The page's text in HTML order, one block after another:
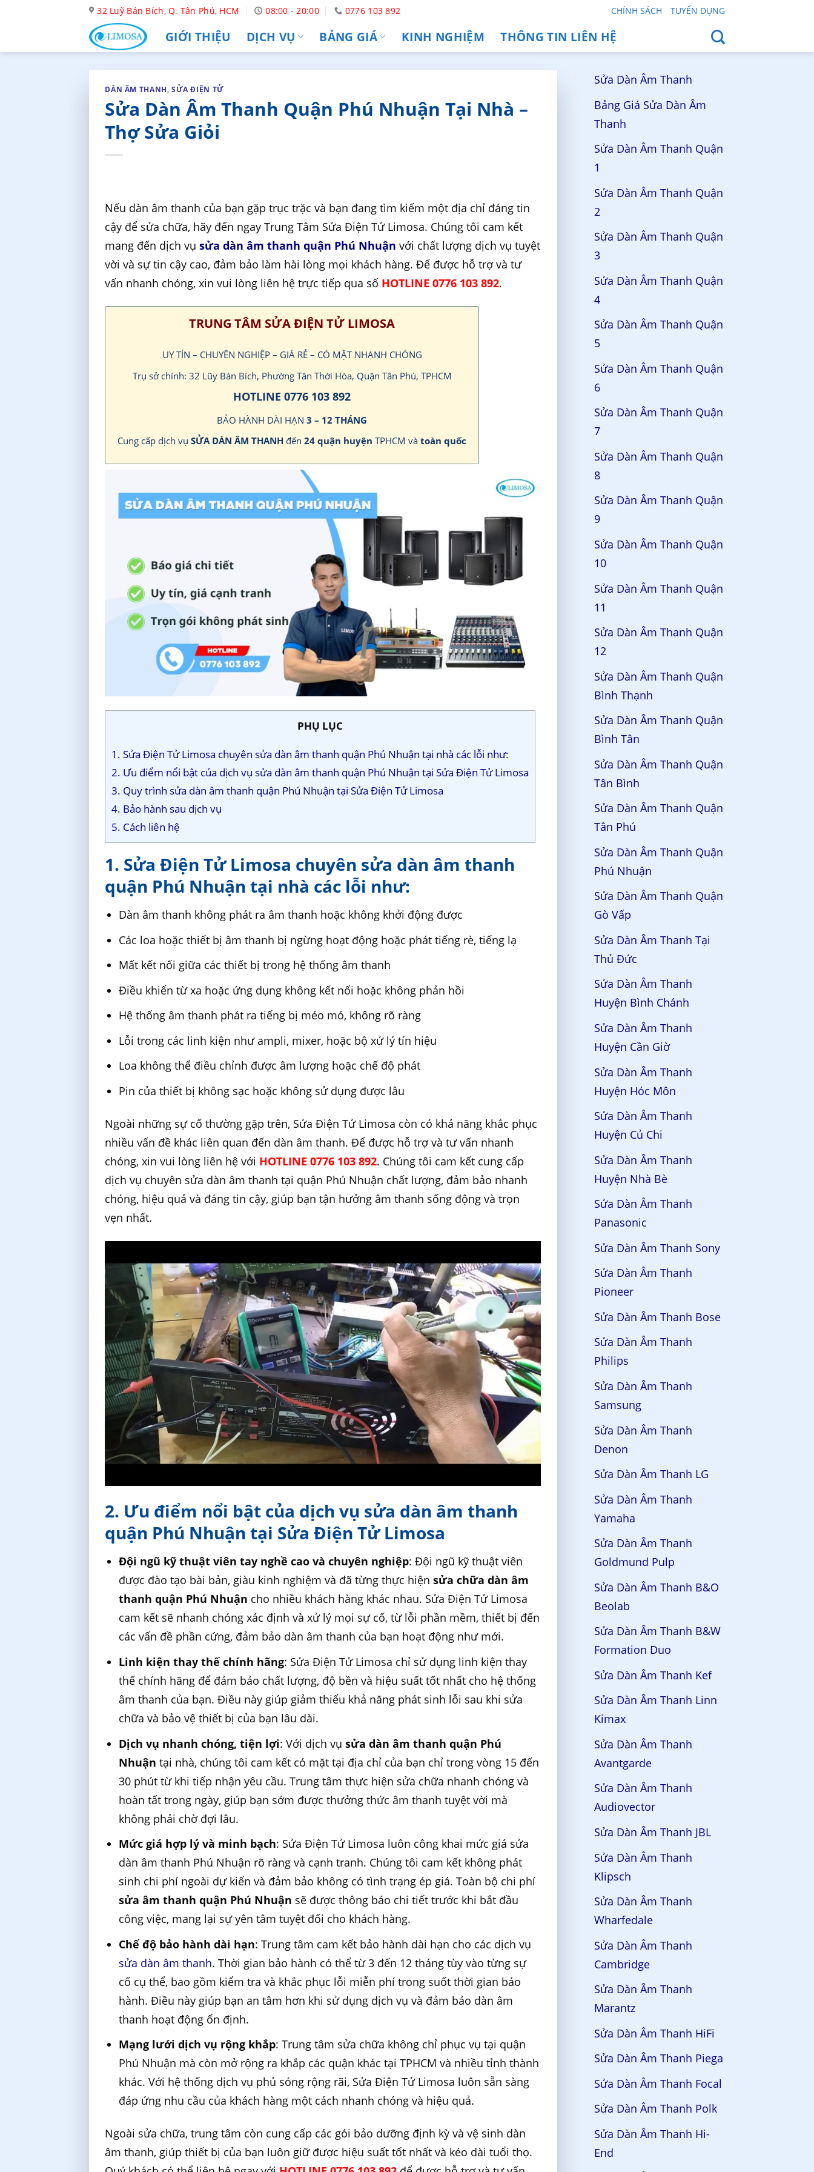
32 Luỹ Bán Bích, Q. Tân Phú, HCM 08:00 - 20:00 0776 103 892 CHÍNH SÁCH TUYỂN DỤNG
GIỚI THIỆU DỊCH VỤ BẢNG GIÁ KINH NGHIỆM THÔNG TIN LIÊN HỆ
DÀN ÂM THANH,SỬA ĐIỆN TỬ
Sửa Dàn Âm Thanh Quận Phú Nhuận Tại Nhà –
Thợ Sửa Giỏi
Nếu dàn âm thanh của bạn gặp trục trặc và bạn đang tìm kiếm một địa chỉ đáng tin
cậy để sửa chữa, hãy đến ngay Trung Tâm Sửa Điện Tử Limosa. Chúng tôi cam kết
mang đến dịch vụsửa dàn âm thanh quận Phú Nhuận với chất lượng dịch vụ tuyệt
vời và sự tin cậy cao, đảm bảo làm hài lòng mọi khách hàng. Để được hỗ trợ và tư
vấn nhanh chóng, xin vui lòng liên hệ trực tiếp qua số HOTLINE 0776 103 892.
TRUNG TÂM SỬA ĐIỆN TỬ LIMOSA
UY TÍN – CHUYÊN NGHIỆP – GIÁ RẺ – CÓ MẶT NHANH CHÓNG
Trụ sở chính: 32 Lũy Bán Bích, Phường Tân Thới Hòa, Quận Tân Phú, TPHCM
HOTLINE 0776 103 892
BẢO HÀNH DÀI HẠN3 – 12 THÁNG
Cung cấp dịch vụSỬA DÀN ÂM THANH đến24 quận huyện TPHCM vàtoàn quốc
PHỤ LỤC
1. Sửa Điện Tử Limosa chuyên sửa dàn âm thanh quận Phú Nhuận tại nhà các lỗi như:
2. Ưu điểm nổi bật của dịch vụ sửa dàn âm thanh quận Phú Nhuận tại Sửa Điện Tử Limosa
3. Quy trình sửa dàn âm thanh quận Phú Nhuận tại Sửa Điện Tử Limosa
4. Bảo hành sau dịch vụ
5. Cách liên hệ
1. Sửa Điện Tử Limosa chuyên sửa dàn âm thanh
quận Phú Nhuận tại nhà các lỗi như:
Dàn âm thanh không phát ra âm thanh hoặc không khởi động được
Các loa hoặc thiết bị âm thanh bị ngừng hoạt động hoặc phát tiếng rè, tiếng lạ
Mất kết nối giữa các thiết bị trong hệ thống âm thanh
Điều khiển từ xa hoặc ứng dụng không kết nối hoặc không phản hồi
Hệ thống âm thanh phát ra tiếng bị méo mó, không rõ ràng
Lỗi trong các linh kiện như ampli, mixer, hoặc bộ xử lý tín hiệu
Loa không thể điều chỉnh được âm lượng hoặc chế độ phát
Pin của thiết bị không sạc hoặc không sử dụng được lâu
Ngoài những sự cố thường gặp trên, Sửa Điện Tử Limosa còn có khả năng khắc phục
nhiều vấn đề khác liên quan đến dàn âm thanh. Để được hỗ trợ và tư vấn nhanh
chóng, xin vui lòng liên hệ với HOTLINE 0776 103 892. Chúng tôi cam kết cung cấp
dịch vụ chuyên sửa dàn âm thanh tại quận Phú Nhuận chất lượng, đảm bảo nhanh
chóng, hiệu quả và đáng tin cậy, giúp bạn tận hưởng âm thanh sống động và trọn
vẹn nhất.
2. Ưu điểm nổi bật của dịch vụ sửa dàn âm thanh
quận Phú Nhuận tại Sửa Điện Tử Limosa
Đội ngũ kỹ thuật viên tay nghề cao và chuyên nghiệp: Đội ngũ kỹ thuật viên
được đào tạo bài bản, giàu kinh nghiệm và đã từng thực hiệnsửa chữa dàn âm
thanh quận Phú Nhuận cho nhiều khách hàng khác nhau. Sửa Điện Tử Limosa
cam kết sẽ nhanh chóng xác định và xử lý mọi sự cố, từ lỗi phần mềm, thiết bị đến
các vấn đề phần cứng, đảm bảo dàn âm thanh của bạn hoạt động như mới.
Linh kiện thay thế chính hãng: Sửa Điện Tử Limosa chỉ sử dụng linh kiện thay
thế chính hãng để đảm bảo chất lượng, độ bền và hiệu suất tốt nhất cho hệ thống
âm thanh của bạn. Điều này giúp giảm thiểu khả năng phát sinh lỗi sau khi sửa
chữa và bảo vệ thiết bị của bạn lâu dài.
Dịch vụ nhanh chóng, tiện lợi: Với dịch vụsửa dàn âm thanh quận Phú
Nhuận tại nhà, chúng tôi cam kết có mặt tại địa chỉ của bạn chỉ trong vòng 15 đến
30 phút từ khi tiếp nhận yêu cầu. Trung tâm thực hiện sửa chữa nhanh chóng và
hoàn tất trong ngày, giúp bạn sớm được thưởng thức âm thanh tuyệt vời mà
không phải chờ đợi lâu.
Mức giá hợp lý và minh bạch: Sửa Điện Tử Limosa luôn công khai mức giá sửa
dàn âm thanh Phú Nhuận rõ ràng và cạnh tranh. Chúng tôi cam kết không phát
sinh chi phí ngoài dự kiến và đảm bảo không có tình trạng ép giá. Toàn bộ chi phí
sửa âm thanh quận Phú Nhuận sẽ được thông báo chi tiết trước khi bắt đầu
công việc, mang lại sự yên tâm tuyệt đối cho khách hàng.
Chế độ bảo hành dài hạn: Trung tâm cam kết bảo hành dài hạn cho các dịch vụ
sửa dàn âm thanh. Thời gian bảo hành có thể từ 3 đến 12 tháng tùy vào từng sự
cố cụ thể, bao gồm kiểm tra và khắc phục lỗi miễn phí trong suốt thời gian bảo
hành. Điều này giúp bạn an tâm hơn khi sử dụng dịch vụ và đảm bảo dàn âm
thanh hoạt động ổn định.
Mạng lưới dịch vụ rộng khắp: Trung tâm sửa chữa không chỉ phục vụ tại quận
Phú Nhuận mà còn mở rộng ra khắp các quận khác tại TPHCM và nhiều tỉnh thành
khác. Với hệ thống dịch vụ phủ sóng rộng rãi, Sửa Điện Tử Limosa luôn sẵn sàng
đáp ứng nhu cầu của khách hàng một cách nhanh chóng và hiệu quả.
Ngoài sửa chữa, trung tâm còn cung cấp các gói bảo dưỡng định kỳ và vệ sinh dàn
âm thanh, giúp thiết bị của bạn luôn giữ được hiệu suất tốt nhất và kéo dài tuổi thọ.
Sửa Dàn Âm Thanh
Bảng Giá Sửa Dàn Âm
Thanh
Sửa Dàn Âm Thanh Quận
1
Sửa Dàn Âm Thanh Quận
2
Sửa Dàn Âm Thanh Quận
3
Sửa Dàn Âm Thanh Quận
4
Sửa Dàn Âm Thanh Quận
5
Sửa Dàn Âm Thanh Quận
6
Sửa Dàn Âm Thanh Quận
7
Sửa Dàn Âm Thanh Quận
8
Sửa Dàn Âm Thanh Quận
9
Sửa Dàn Âm Thanh Quận
10
Sửa Dàn Âm Thanh Quận
11
Sửa Dàn Âm Thanh Quận
12
Sửa Dàn Âm Thanh Quận
Bình Thạnh
Sửa Dàn Âm Thanh Quận
Bình Tân
Sửa Dàn Âm Thanh Quận
Tân Bình
Sửa Dàn Âm Thanh Quận
Tân Phú
Sửa Dàn Âm Thanh Quận
Phú Nhuận
Sửa Dàn Âm Thanh Quận
Gò Vấp
Sửa Dàn Âm Thanh Tại
Thủ Đức
Sửa Dàn Âm Thanh
Huyện Bình Chánh
Sửa Dàn Âm Thanh
Huyện Cần Giờ
Sửa Dàn Âm Thanh
Huyện Hóc Môn
Sửa Dàn Âm Thanh
Huyện Củ Chi
Sửa Dàn Âm Thanh
Huyện Nhà Bè
Sửa Dàn Âm Thanh
Panasonic
Sửa Dàn Âm Thanh Sony
Sửa Dàn Âm Thanh
Pioneer
Sửa Dàn Âm Thanh Bose
Sửa Dàn Âm Thanh
Philips
Sửa Dàn Âm Thanh
Samsung
Sửa Dàn Âm Thanh
Denon
Sửa Dàn Âm Thanh LG
Sửa Dàn Âm Thanh
Yamaha
Sửa Dàn Âm Thanh
Goldmund Pulp
Sửa Dàn Âm Thanh B&O
Beolab
Sửa Dàn Âm Thanh B&W
Formation Duo
Sửa Dàn Âm Thanh Kef
Sửa Dàn Âm Thanh Linn
Kimax
Sửa Dàn Âm Thanh
Avantgarde
Sửa Dàn Âm Thanh
Audiovector
Sửa Dàn Âm Thanh JBL
Sửa Dàn Âm Thanh
Klipsch
Sửa Dàn Âm Thanh
Wharfedale
Sửa Dàn Âm Thanh
Cambridge
Sửa Dàn Âm Thanh
Marantz
Sửa Dàn Âm Thanh HiFi
Sửa Dàn Âm Thanh Piega
Sửa Dàn Âm Thanh Focal
Sửa Dàn Âm Thanh Polk
Sửa Dàn Âm Thanh Hi-
End